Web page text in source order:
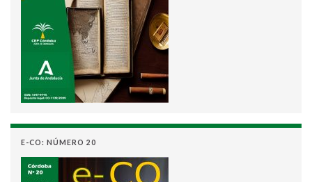
E-CO: NÚMERO 20